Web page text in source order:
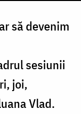
să devenim
sesiunii
joi,
Vlad.